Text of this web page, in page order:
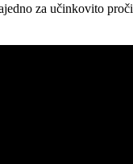
za učinkovito